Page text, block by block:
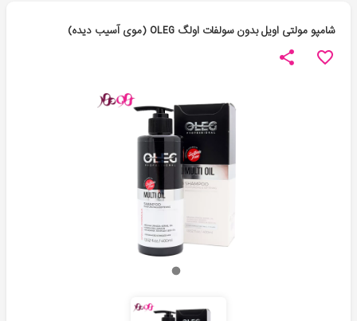
شامپو مولتی اویل بدون سولفات اولگ OLEG (موی آسیب دیده)